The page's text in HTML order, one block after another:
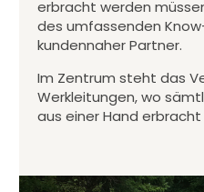
erbracht werden
des umfassenden
kundennaher Partner.
Im Zentrum steht das
Werkleitungen, wo
aus einer Hand